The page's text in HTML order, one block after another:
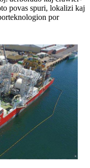
povas spuri, lokalizi kaj
por